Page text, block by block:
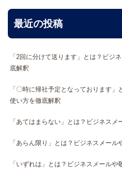
最近の投稿
「2回に分けて送ります」とは？ビジ
底解釈
「〇時に帰社予定となっております
使い方を徹底解釈
「あてはまらない」とは？ビジネス
「あらん限り」とは？ビジネスメー
「いずれは」とは？ビジネスメールや